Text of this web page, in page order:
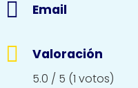
Email
Valoración
5.0 / 5 (1 votos)